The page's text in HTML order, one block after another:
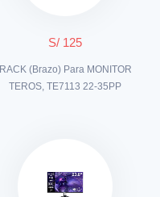
S/ 125
RACK (Brazo) Para MONITOR
TEROS, TE7113 22-35PP